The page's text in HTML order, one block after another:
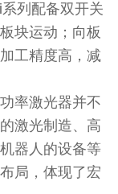
列配备双开关
块运动；向板
工精度高，减
率激光器并不
激光制造、高
器人的设备等
局，体现了宏